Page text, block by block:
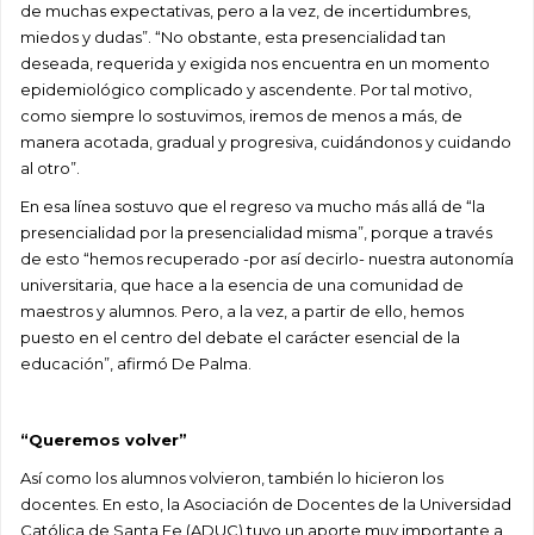
de muchas expectativas, pero a la vez, de incertidumbres,
miedos y dudas”. “No obstante, esta presencialidad tan
deseada, requerida y exigida nos encuentra en un momento
epidemiológico complicado y ascendente. Por tal motivo,
como siempre lo sostuvimos, iremos de menos a más, de
manera acotada, gradual y progresiva, cuidándonos y cuidando
al otro”.
En esa línea sostuvo que el regreso va mucho más allá de “la
presencialidad por la presencialidad misma”, porque a través
de esto “hemos recuperado -por así decirlo- nuestra autonomía
universitaria, que hace a la esencia de una comunidad de
maestros y alumnos. Pero, a la vez, a partir de ello, hemos
puesto en el centro del debate el carácter esencial de la
educación”, afirmó De Palma.
“Queremos volver”
Así como los alumnos volvieron, también lo hicieron los
docentes. En esto, la Asociación de Docentes de la Universidad
Católica de Santa Fe (ADUC) tuvo un aporte muy importante a